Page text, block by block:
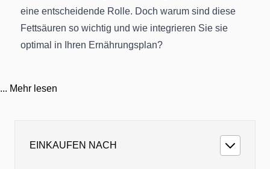
eine entscheidende Rolle. Doch warum sind diese
Fettsäuren so wichtig und wie integrieren Sie sie
optimal in Ihren Ernährungsplan?
Omega-Fettsäuren:
... Mehr lesen
EINKAUFEN NACH